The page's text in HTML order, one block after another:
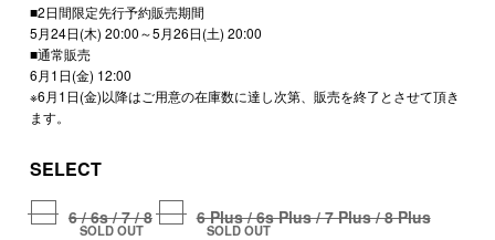
■2日間限定先行予約販売期間
5月24日(木) 20:00～5月26日(土) 20:00
■通常販売
6月1日(金) 12:00
※6月1日(金)以降はご用意の在庫数に達し次第、販売を終了とさせて頂き
ます。
SELECT
6 / 6s / 7 / 8
SOLD OUT
6 Plus / 6s Plus / 7 Plus / 8 Plus
SOLD OUT